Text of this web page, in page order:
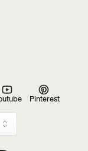
Pinterest